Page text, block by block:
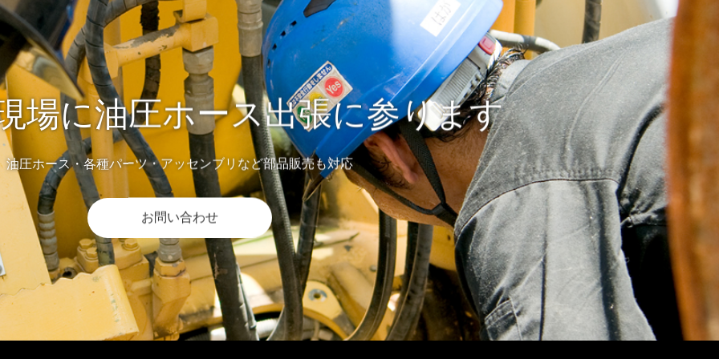
場に油圧ホース出張に参ります
油圧ホース・各種パーツ・アッセンブリなど部品販売も対応
お問い合わせ